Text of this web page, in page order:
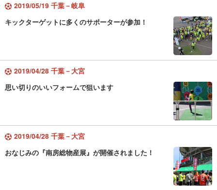
2019/05/19 千葉－岐阜
キックターゲットに多くのサポーターが参加！
2019/04/28 千葉－大宮
思い切りのいいフォームで狙います
2019/04/28 千葉－大宮
おなじみの『南房総物産展』が開催されました！